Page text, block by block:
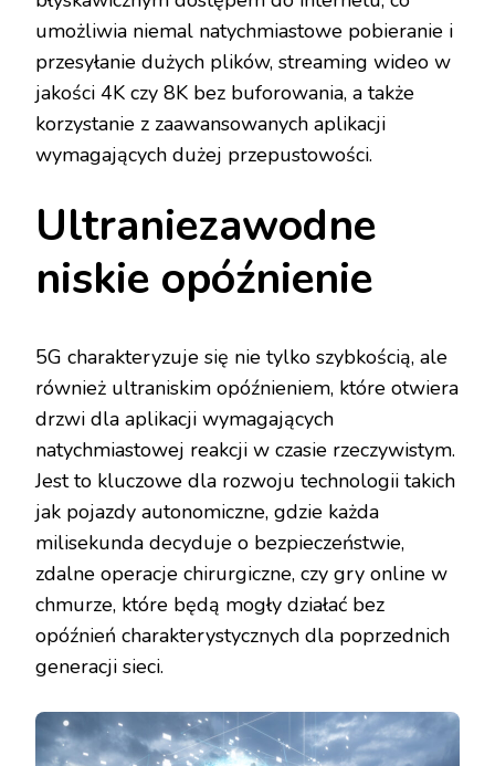
umożliwia niemal natychmiastowe pobieranie i
przesyłanie dużych plików, streaming wideo w
jakości 4K czy 8K bez buforowania, a także
korzystanie z zaawansowanych aplikacji
wymagających dużej przepustowości.
Ultraniezawodne
niskie opóźnienie
5G charakteryzuje się nie tylko szybkością, ale
również ultraniskim opóźnieniem, które otwiera
drzwi dla aplikacji wymagających
natychmiastowej reakcji w czasie rzeczywistym.
Jest to kluczowe dla rozwoju technologii takich
jak pojazdy autonomiczne, gdzie każda
milisekunda decyduje o bezpieczeństwie,
zdalne operacje chirurgiczne, czy gry online w
chmurze, które będą mogły działać bez
opóźnień charakterystycznych dla poprzednich
generacji sieci.